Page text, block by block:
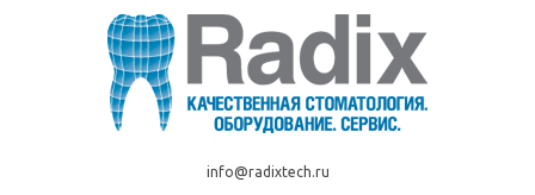
info@radixtech.ru